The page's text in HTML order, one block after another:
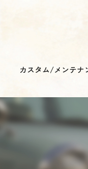
カスタム/メンテナ